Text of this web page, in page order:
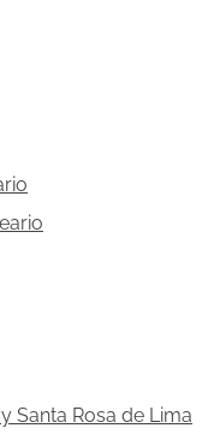
Santa Rosa de Lima